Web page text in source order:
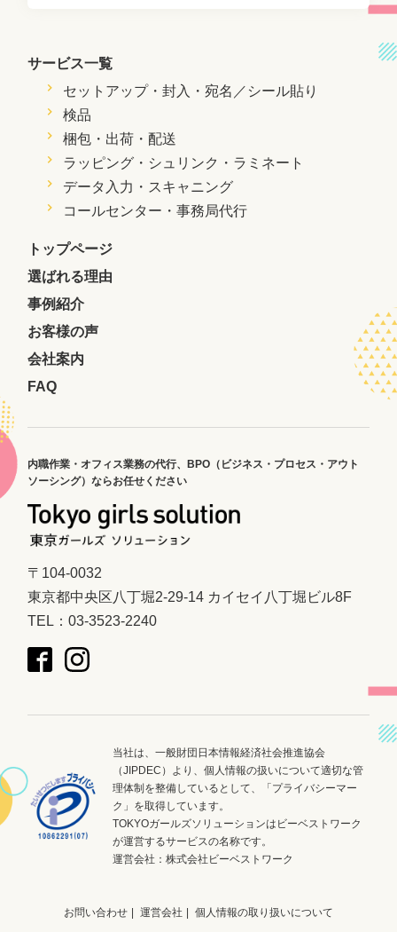
サービス一覧
セットアップ・封入・宛名／シール貼り
検品
梱包・出荷・配送
ラッピング・シュリンク・ラミネート
データ入力・スキャニング
コールセンター・事務局代行
トップページ
選ばれる理由
事例紹介
お客様の声
会社案内
FAQ
内職作業・オフィス業務の代行、BPO（ビジネス・プロセス・アウト
ソーシング）ならお任せください
〒104-0032
東京都中央区八丁堀2-29-14 カイセイ八丁堀ビル8F
TEL：03-3523-2240
当社は、一般財団日本情報経済社会推進協会
（JIPDEC）より、個人情報の扱いについて適切な管
理体制を整備しているとして、「プライバシーマー
ク」を取得しています。
TOKYOガールズソリューションはビーベストワーク
が運営するサービスの名称です。
運営会社：株式会社ビーベストワーク
お問い合わせ 運営会社 個人情報の取り扱いについて